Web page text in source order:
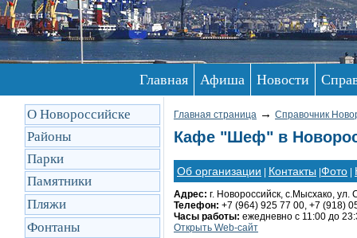
Главная Афиша Новости
О Новороссийске
Районы
Парки
Памятники
Пляжи
Фонтаны
Главная страница → Справочник
Кафе "Шеф" в
Об организации Контакты Фото
Адрес: г. Новороссийск, с.Мысхако, ул.
Телефон: +7 (964) 925 77 00, +7 (918)
Часы работы: ежедневно с 11:00 до
Открыть Web-сайт